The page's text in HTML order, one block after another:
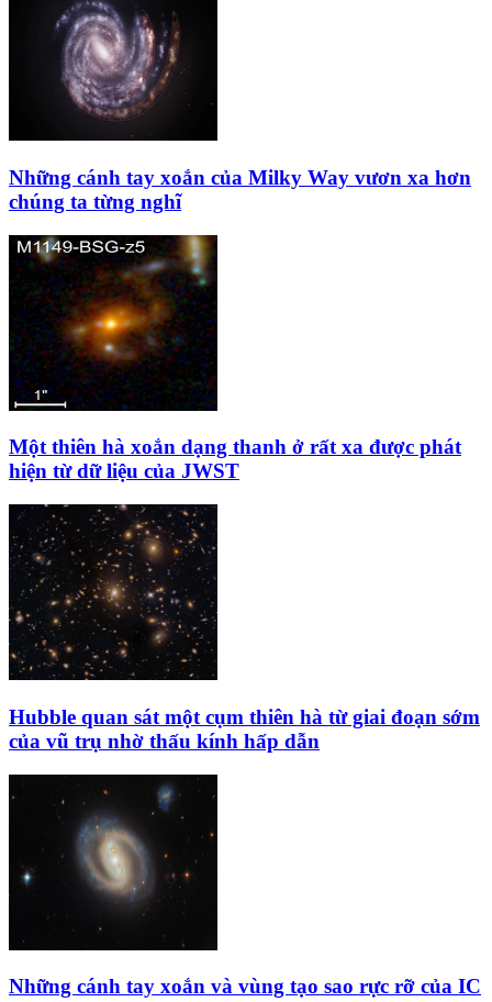
Những cánh tay xoắn của Milky Way vươn xa hơn
chúng ta từng nghĩ
Một thiên hà xoắn dạng thanh ở rất xa được phát
hiện từ dữ liệu của JWST
Hubble quan sát một cụm thiên hà từ giai đoạn sớm
của vũ trụ nhờ thấu kính hấp dẫn
Những cánh tay xoắn và vùng tạo sao rực rỡ của IC